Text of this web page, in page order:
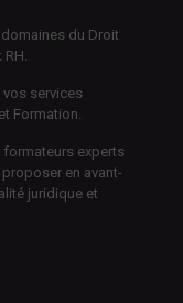
du Droit
services
Formation.
experts
en avant-
juridique et